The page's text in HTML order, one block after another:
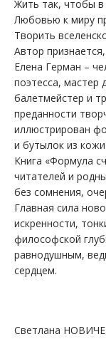
Жить так, чтобы в
Любовью к миру
Творить
Автор
Елена Герман –
поэтесса, мастер
балетмейстер и
преданности
иллюстрирован
и бутылок из кожи.
Книга «Формула
читателей и
без сомнения,
Главная сила
искренности,
философской
равнодушным,
сердцем.
Светлана